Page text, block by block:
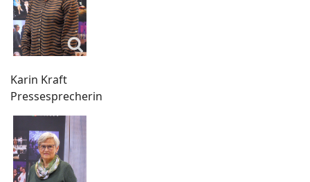
Karin Kraft
Pressesprecherin